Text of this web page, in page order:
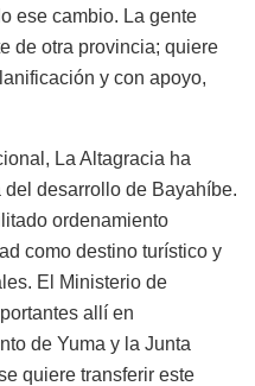
ese cambio. La gente
de otra provincia; quiere
y con apoyo,
La Altagracia ha
desarrollo de Bayahíbe.
ordenamiento
como destino turístico y
El Ministerio de
allí en
de Yuma y la Junta
quiere transferir este